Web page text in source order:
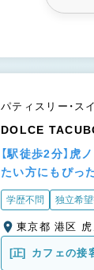
パティスリー・ス
DOLCE
【駅徒歩2分】虎
たい方にもぴっ
学歴不問 独立希
東京
[正] カフェの接